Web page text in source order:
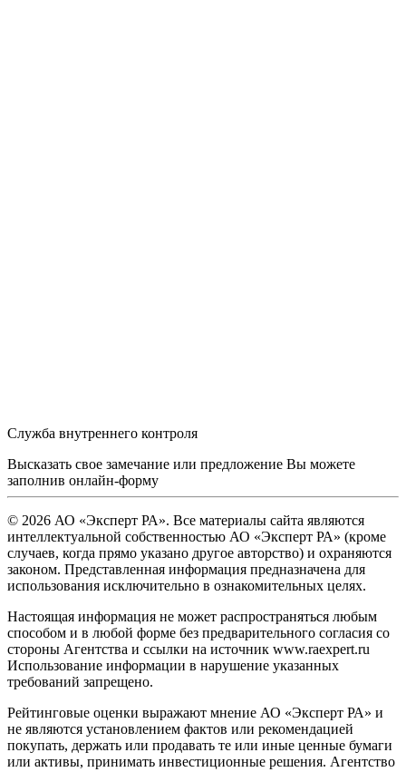
Служба внутреннего контроля
Высказать свое замечание или предложение Вы можете
заполнив онлайн-форму
© 2026 АО «Эксперт РА». Все материалы сайта являются
интеллектуальной собственностью АО «Эксперт РА» (кроме
случаев, когда прямо указано другое авторство) и охраняются
законом. Представленная информация предназначена для
использования исключительно в ознакомительных целях.
Настоящая информация не может распространяться любым
способом и в любой форме без предварительного согласия со
стороны Агентства и ссылки на источник www.raexpert.ru
Использование информации в нарушение указанных
требований запрещено.
Рейтинговые оценки выражают мнение АО «Эксперт РА» и
не являются установлением фактов или рекомендацией
покупать, держать или продавать те или иные ценные бумаги
или активы, принимать инвестиционные решения. Агентство